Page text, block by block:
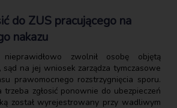
do ZUS pracującego na
nakazu
zwolnił osobę objętą
sąd na jej wniosek zarządza tymczasowe
prawomocnego rozstrzygnięcia sporu.
zgłosić ponownie do ubezpieczeń
został wyrejestrowany przy wadliwym